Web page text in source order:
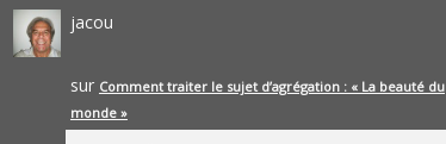
jacou
sur Comment traiter le sujet d’agrégation : « La beauté du
monde »